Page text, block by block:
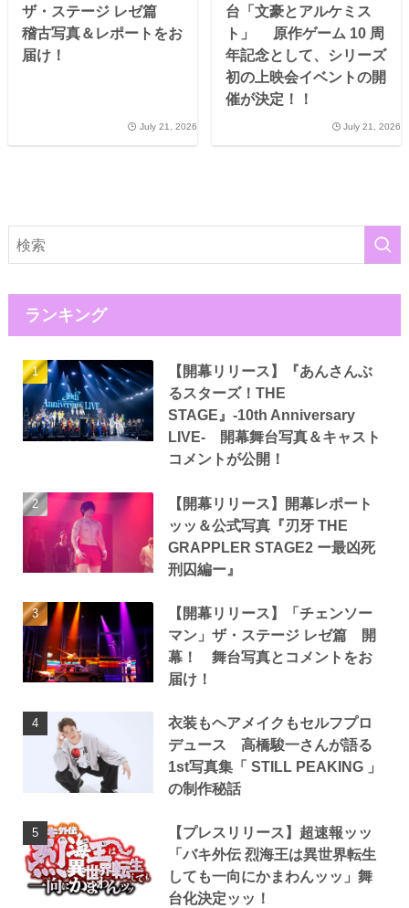
ザ・ステージ レゼ篇
稽古写真＆レポートをお
届け！
July 21, 2026
台「文豪とアルケミス
ト」 原作ゲーム 10 周
年記念として、シリーズ
初の上映会イベントの開
催が決定！！
July 21, 2026
ランキング
【開幕リリース】『あんさんぶ
るスターズ！THE
STAGE』-10th Anniversary
LIVE- 開幕舞台写真＆キャスト
コメントが公開！
【開幕リリース】開幕レポート
ッッ＆公式写真『刃牙 THE
GRAPPLER STAGE2 ー最凶死
刑囚編ー』
【開幕リリース】「チェンソー
マン」ザ・ステージ レゼ篇 開
幕！ 舞台写真とコメントをお
届け！
衣装もヘアメイクもセルフプロ
デュース 高橋駿一さんが語る
1st写真集「 STILL PEAKING 」
の制作秘話
【プレスリリース】超速報ッッ
「バキ外伝 烈海王は異世界転生
しても一向にかまわんッッ」舞
台化決定ッッ！